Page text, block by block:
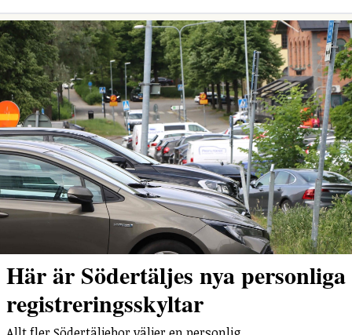
Här är Södertäljes nya personliga
registreringsskyltar